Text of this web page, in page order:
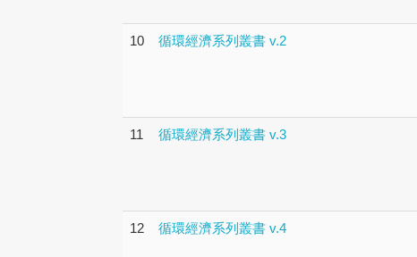
10 循環經濟系列叢書 v.2
11 循環經濟系列叢書 v.3
12 循環經濟系列叢書 v.4